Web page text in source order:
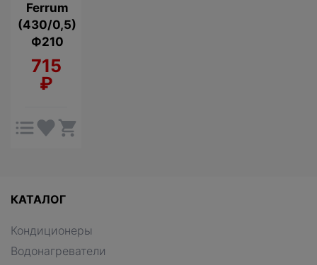
Ferrum
(430/0,5)
Ф210
715
₽
КАТАЛОГ
Кондиционеры
Водонагреватели